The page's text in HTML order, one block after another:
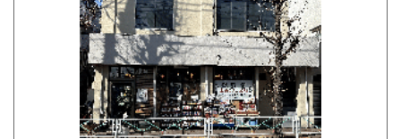
1,800円 愛媛県
1,800円 福岡県
1,800円 長崎県
1,800円 大分県